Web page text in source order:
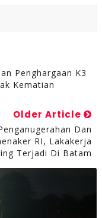
Penghargaan K3
Kematian
Older Article
Dan
RI, Lakakerja
Terjadi Di Batam